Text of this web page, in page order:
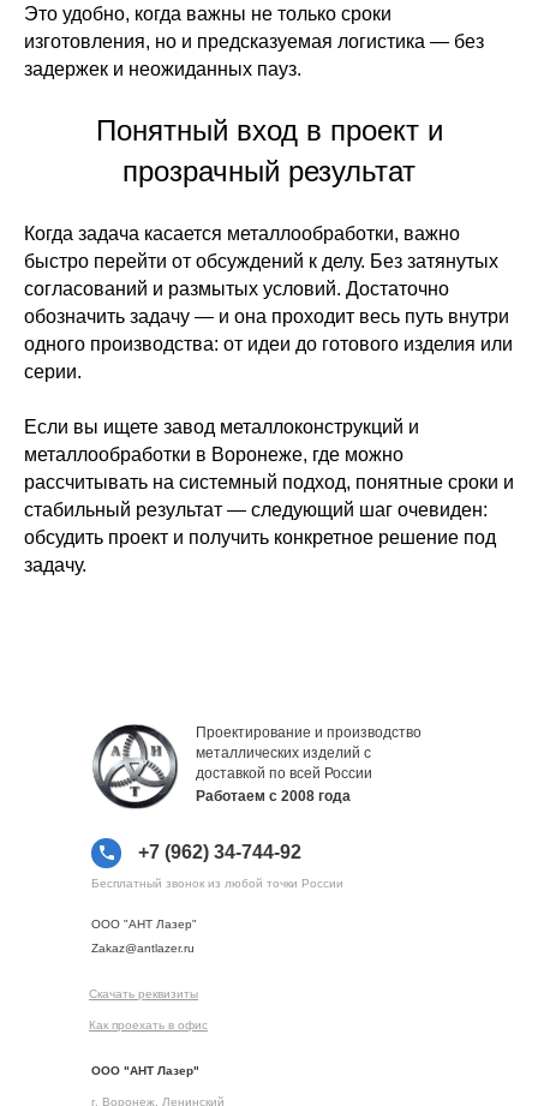
Это удобно, когда важны не только сроки
изготовления, но и предсказуемая логистика — без
задержек и неожиданных пауз.
Понятный вход в проект и
прозрачный результат
Когда задача касается металлообработки, важно
быстро перейти от обсуждений к делу. Без затянутых
согласований и размытых условий. Достаточно
обозначить задачу — и она проходит весь путь внутри
одного производства: от идеи до готового изделия или
серии.
Если вы ищете завод металлоконструкций и
металлообработки в Воронеже, где можно
рассчитывать на системный подход, понятные сроки и
стабильный результат — следующий шаг очевиден:
обсудить проект и получить конкретное решение под
задачу.
Проектирование и производство
металлических изделий с
доставкой по всей России
Бесплатный звонок из любой точки России
Работаем с 2008 года
+7 (962) 34-744-92
ООО "АНТ Лазер"
ООО "АНТ Лазер"
г. Воронеж, Ленинский
Zakaz@antlazer.ru
Как проехать в офис
Скачать реквизиты